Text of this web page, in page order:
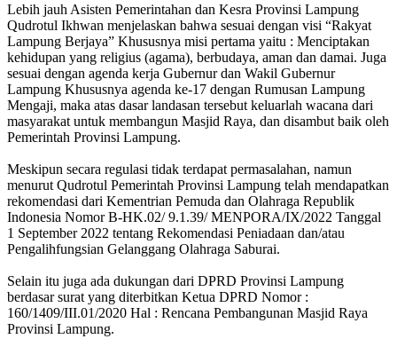
Lebih jauh Asisten Pemerintahan dan Kesra Provinsi Lampung
Qudrotul Ikhwan menjelaskan bahwa sesuai dengan visi “Rakyat
Lampung Berjaya” Khususnya misi pertama yaitu : Menciptakan
kehidupan yang religius (agama), berbudaya, aman dan damai. Juga
sesuai dengan agenda kerja Gubernur dan Wakil Gubernur
Lampung Khususnya agenda ke-17 dengan Rumusan Lampung
Mengaji, maka atas dasar landasan tersebut keluarlah wacana dari
masyarakat untuk membangun Masjid Raya, dan disambut baik oleh
Pemerintah Provinsi Lampung.
Meskipun secara regulasi tidak terdapat permasalahan, namun
menurut Qudrotul Pemerintah Provinsi Lampung telah mendapatkan
rekomendasi dari Kementrian Pemuda dan Olahraga Republik
Indonesia Nomor B-HK.02/ 9.1.39/ MENPORA/IX/2022 Tanggal
1 September 2022 tentang Rekomendasi Peniadaan dan/atau
Pengalihfungsian Gelanggang Olahraga Saburai.
Selain itu juga ada dukungan dari DPRD Provinsi Lampung
berdasar surat yang diterbitkan Ketua DPRD Nomor :
160/1409/III.01/2020 Hal : Rencana Pembangunan Masjid Raya
Provinsi Lampung.